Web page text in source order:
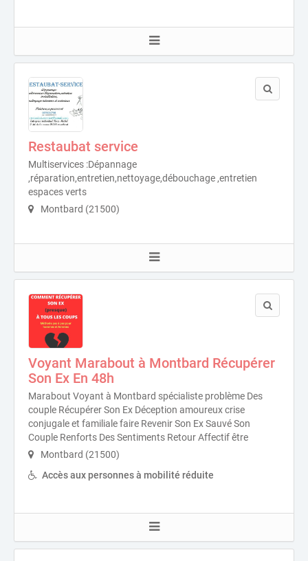
Restaubat service
Multiservices :Dépannage
,réparation,entretien,nettoyage,débouchage ,entretien
espaces verts
Montbard (21500)
Voyant Marabout à Montbard Récupérer
Son Ex En 48h
Marabout Voyant à Montbard spécialiste problème Des
couple Récupérer Son Ex Déception amoureux crise
conjugale et familiale faire Revenir Son Ex Sauvé Son
Couple Renforts Des Sentiments Retour Affectif être
Montbard (21500)
Accès aux personnes à mobilité réduite